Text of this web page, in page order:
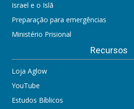
Israel e o Islã
Preparação para emergências
Ministério Prisional
Recursos
Loja Aglow
YouTube
Estudos Bíblicos